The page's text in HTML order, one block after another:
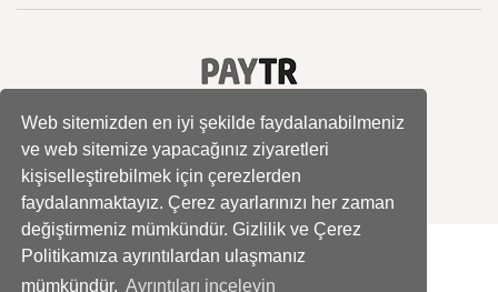
Web sitemizden en iyi şekilde faydalanabilmeniz
ve web sitemize yapacağınız ziyaretleri
kişiselleştirebilmek için çerezlerden
faydalanmaktayız. Çerez ayarlarınızı her zaman
değiştirmeniz mümkündür. Gizlilik ve Çerez
Politikamıza ayrıntılardan ulaşmanız
mümkündür. Ayrıntıları inceleyin